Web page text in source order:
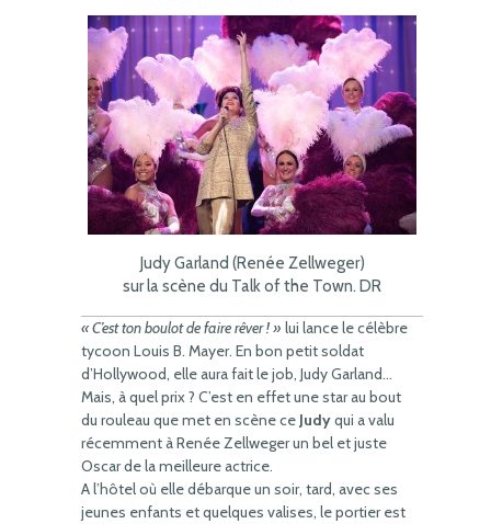
Judy Garland (Renée Zellweger)
sur la scène du Talk of the Town. DR
« C’est ton boulot de faire rêver ! » lui lance le célèbre
tycoon Louis B. Mayer. En bon petit soldat
d’Hollywood, elle aura fait le job, Judy Garland…
Mais, à quel prix ? C’est en effet une star au bout
du rouleau que met en scène ce Judyqui a valu
récemment à Renée Zellweger un bel et juste
Oscar de la meilleure actrice.
A l’hôtel où elle débarque un soir, tard, avec ses
jeunes enfants et quelques valises, le portier est